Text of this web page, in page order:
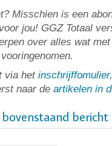
Misschien is een
jou! GGZ Totaal
over alles wat
via het inschrijffomulier
naar de artikelen in
bericht